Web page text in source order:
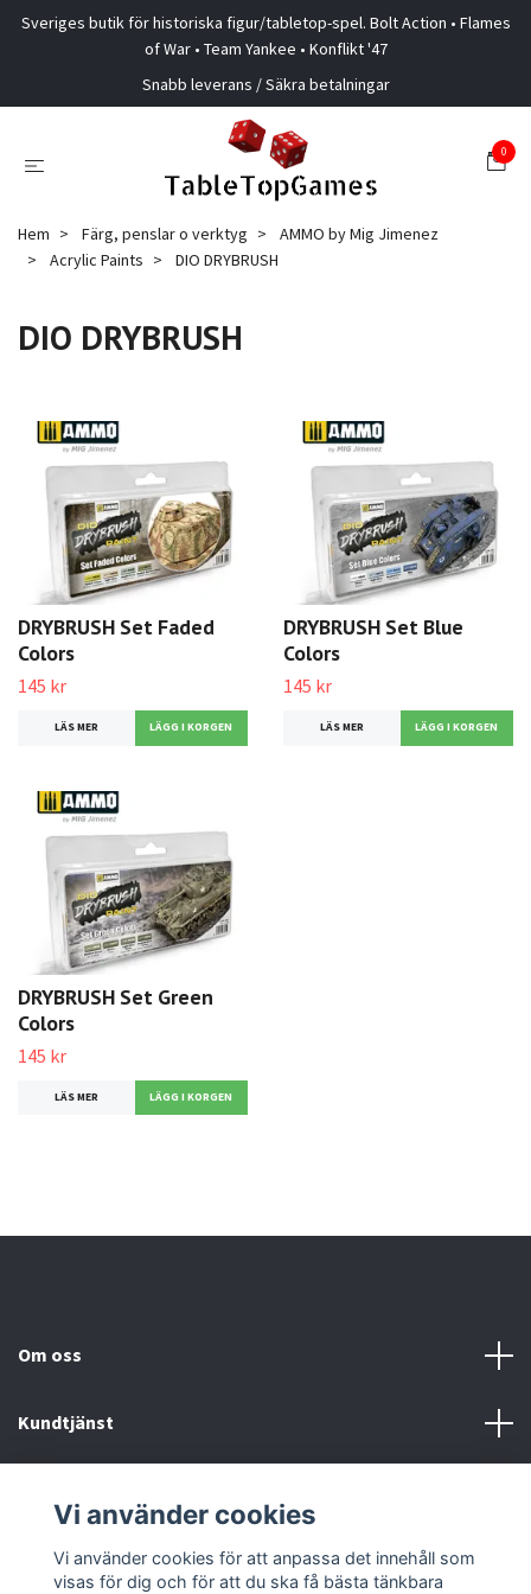
Sveriges butik för historiska figur/tabletop-spel. Bolt Action • Flames
of War • Team Yankee • Konflikt '47
Snabb leverans / Säkra betalningar
0
Hem Färg, penslar o verktyg
AMMO by Mig Jimenez
Acrylic Paints
DIO DRYBRUSH
DIO DRYBRUSH
DRYBRUSH Set Faded
Colors
145 kr
LÄS MER
DRYBRUSH Set Blue
Colors
145 kr
LÄS MER
DRYBRUSH Set Green
Colors
145 kr
LÄS MER
Om oss
Kundtjänst
Sociala medier
Vi använder cookies
Vi använder cookies för att anpassa det innehåll som
visas för dig och för att du ska få bästa tänkbara